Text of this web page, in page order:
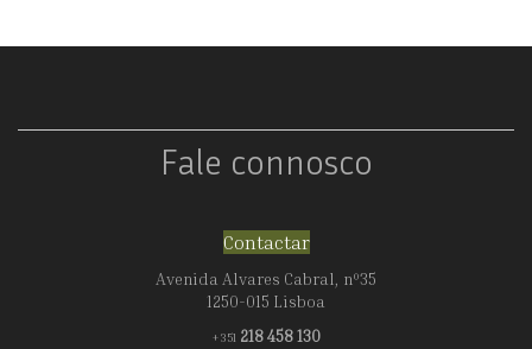
Fale connosco
Contactar
Avenida Alvares Cabral, nº35
1250-015 Lisboa
+351 218 458 130